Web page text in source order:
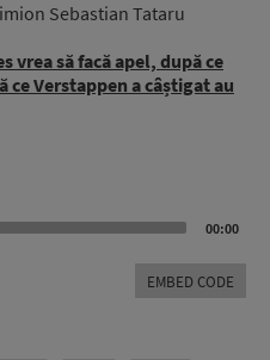
Sebastian Tataru
vrea să facă apel, după ce
Verstappen a câștigat au
00:00
EMBED CODE